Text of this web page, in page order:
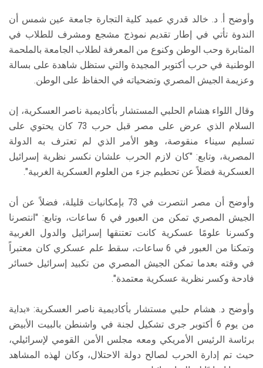
وأوضح أ. د. خالد قدري عميد كلية التجارة جامعة عين شمس أن
الندوة تأتي في إطار تقديم نموذج مشجع ومشرف للطلاب في
المثابرة وحب الوطن وكنوع من المعرفة لطلاب الجامعة بالملحمة
الوطنية في حرب أكتوبر المجيدة والتي ستظل شاهدة على بسالة
وعزيمة الجيش المصري وتضحياته في الحفاظ على الوطن.
وقال اللواء هشام الحلبي المستشار بأكاديمية ناصر العسكرية، إن
السلام الذي عرض على مصر قبل حرب 73 كان يحتوي على
تسليم سيناء منقوصة، وهو الأمر الذي لم تعترف به الدولة
المصرية، وتابع: "كان لازم الحرب علشان نكسر نظرية إسرائيل
العسكرية فضلاً عن تحطيم جزء من العلوم العسكرية الغربية".
وأوضح أن مصر انتصرت في 73 بإمكانيات قليلة، فضلاً عن أن
الجيش المصري تمكن من العبور في 6 ساعات، وتابع: "انتصرنا
وكسرنا علومًا عسكرية كانت تعتنقها إسرائيل والدول الغربية
وتمكنا من العبور في 6 ساعات، سقط علم عسكري كان معتبراً
في وقته بعدما تمكن الجيش المصري من تكبيد إسرائيل خسائر
فادحة وكسر نظرية عسكرية معتمدة".
وأوضح د. هشام حلبي مستشار بأكاديمية ناصر العسكرية: «بداية
من يوم 6 أكتوبر جرى تشكيل لجنة في واشنطن بالبيت الأبيض
برئاسة الرئيس الأمريكي ومعه مجلس الأمن القومي لإسرائيلي،
حيث تم إدارة الحرب لصالح دولة الاحتلال، وكان لهذه المشاهد